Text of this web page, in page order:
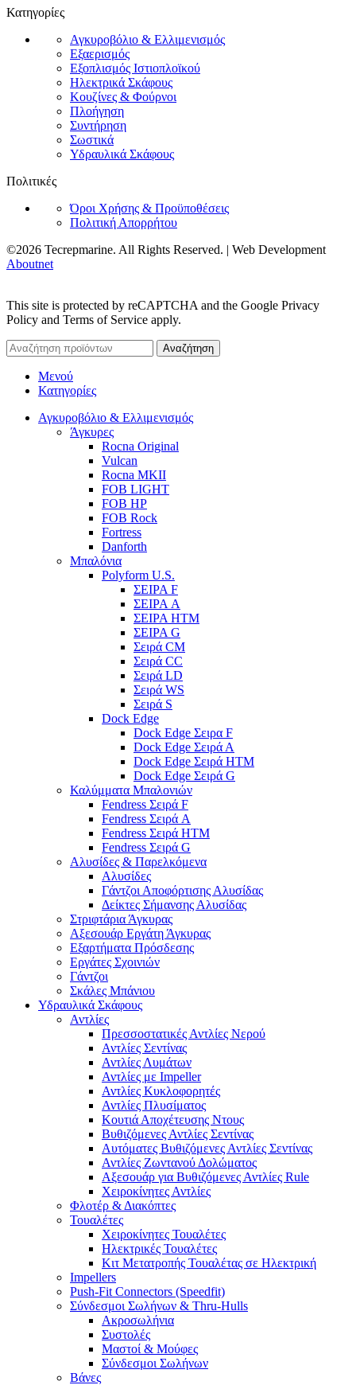
Κατηγορίες
Αγκυροβόλιο & Ελλιμενισμός
Εξαερισμός
Εξοπλισμός Ιστιοπλοϊκού
Ηλεκτρικά Σκάφους
Κουζίνες & Φούρνοι
Πλοήγηση
Συντήρηση
Σωστικά
Υδραυλικά Σκάφους
Πολιτικές
Όροι Χρήσης & Προϋποθέσεις
Πολιτική Απορρήτου
©2026 Tecrepmarine. All Rights Reserved. | Web Development
Aboutnet
This site is protected by reCAPTCHA and the Google Privacy
Policy and Terms of Service apply.
Αναζήτηση
Μενού
Κατηγορίες
Αγκυροβόλιο & Ελλιμενισμός
Άγκυρες
Rocna Original
Vulcan
Rocna MKII
FOB LIGHT
FOB HP
FOB Rock
Fortress
Danforth
Μπαλόνια
Polyform U.S.
ΣΕΙΡΑ F
ΣΕΙΡΑ A
ΣΕΙΡΑ HTM
ΣΕΙΡΑ G
Σειρά CM
Σειρά CC
Σειρά LD
Σειρά WS
Σειρά S
Dock Edge
Dock Edge Σειρα F
Dock Edge Σειρά Α
Dock Edge Σειρά HTM
Dock Edge Σειρά G
Καλύμματα Μπαλονιών
Fendress Σειρά F
Fendress Σειρά A
Fendress Σειρά HTM
Fendress Σειρά G
Αλυσίδες & Παρελκόμενα
Αλυσίδες
Γάντζοι Αποφόρτισης Αλυσίδας
Δείκτες Σήμανσης Αλυσίδας
Στριφτάρια Άγκυρας
Αξεσουάρ Εργάτη Άγκυρας
Εξαρτήματα Πρόσδεσης
Εργάτες Σχοινιών
Γάντζοι
Σκάλες Μπάνιου
Υδραυλικά Σκάφους
Αντλίες
Πρεσσοστατικές Αντλίες Νερού
Αντλίες Σεντίνας
Αντλίες Λυμάτων
Αντλίες με Impeller
Αντλίες Κυκλοφορητές
Αντλίες Πλυσίματος
Κουτιά Αποχέτευσης Ντους
Βυθιζόμενες Αντλίες Σεντίνας
Αυτόματες Βυθιζόμενες Αντλίες Σεντίνας
Αντλίες Ζωντανού Δολώματος
Αξεσουάρ για Βυθιζόμενες Αντλίες Rule
Χειροκίνητες Αντλίες
Φλοτέρ & Διακόπτες
Τουαλέτες
Χειροκίνητες Τουαλέτες
Ηλεκτρικές Τουαλέτες
Κιτ Μετατροπής Τουαλέτας σε Ηλεκτρική
Impellers
Push-Fit Connectors (Speedfit)
Σύνδεσμοι Σωλήνων & Thru-Hulls
Ακροσωλήνια
Συστολές
Μαστοί & Μούφες
Σύνδεσμοι Σωλήνων
Βάνες